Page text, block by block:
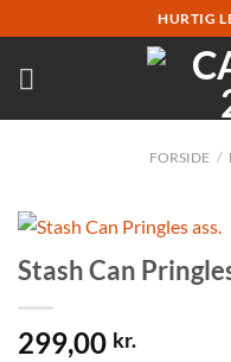
til
indhold
HURTIG
FORSIDE /
Stash Can
299,00 kr.